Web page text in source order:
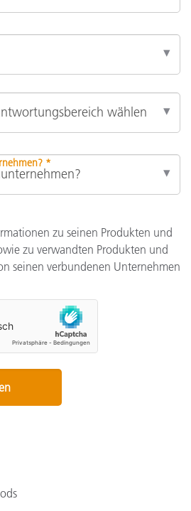
*
zu seinen Produkten und
zu verwandten Produkten und
seinen verbundenen Unternehmen